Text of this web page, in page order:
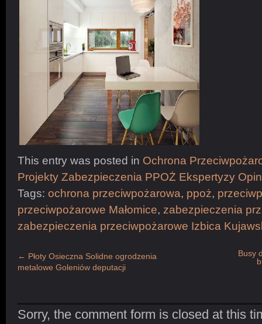
This entry was posted in Ochrona
Projekty Zabezpieczenia PPOŻ Ekspertyzy
Tags: ochrona przeciwpożarowa, ppoż,
przeciwpożarowe Małomice, zabezpieczenia
zabezpieczenia przeciwpożarowe Izbica
← Płoty Osieczna Solidne ogrodzenia
metalowe Goleniów deputacji
Busy
Sorry, the comment form is closed at this